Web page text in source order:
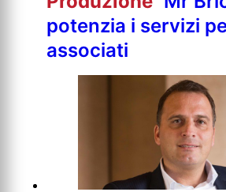
potenzia i servizi
associati